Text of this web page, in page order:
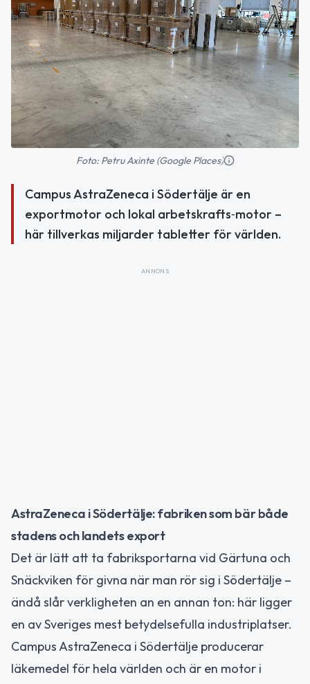
Foto: Petru Axinte (Google Places)
Campus AstraZeneca i Södertälje är en
exportmotor och lokal arbetskrafts‑motor –
här tillverkas miljarder tabletter för världen.
ANNONS
AstraZeneca i Södertälje: fabriken som bär både
stadens och landets export
Det är lätt att ta fabriksportarna vid Gärtuna och
Snäckviken för givna när man rör sig i Södertälje –
ändå slår verkligheten an en annan ton: här ligger
en av Sveriges mest betydelsefulla industriplatser.
Campus AstraZeneca i Södertälje producerar
läkemedel för hela världen och är en motor i